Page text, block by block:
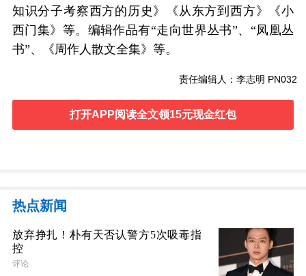
知识分子考察西方的历史》《从东方到西方》《小
西门集》等。编辑作品有“走向世界丛书”、“凤凰丛
书”、《周作人散文全集》等。
责任编辑人：李志明 PN032
打开APP阅读全文领15元现金红包
热点新闻
放弃挣扎！朴有天否认警方5次吸毒指
控
评论